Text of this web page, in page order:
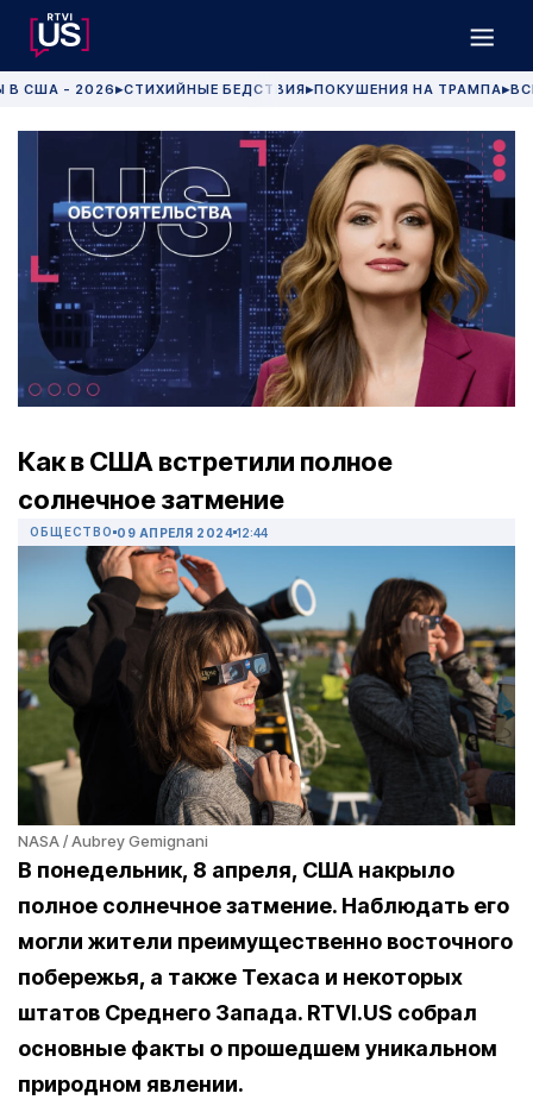
В США - 2026 ▶СТИХИЙНЫЕ БЕДСТВИЯ▶ПОКУШЕНИЯ НА ТРАМПА▶
Как в США встретили полное
солнечное затмение
ОБЩЕСТВО 09 АПРЕЛЯ 2024 12:44
NASA / Aubrey Gemignani
В понедельник, 8 апреля, США накрыло
полное солнечное затмение. Наблюдать его
могли жители преимущественно восточного
побережья, а также Техаса и некоторых
штатов Среднего Запада. RTVI.US собрал
основные факты о прошедшем уникальном
природном явлении.